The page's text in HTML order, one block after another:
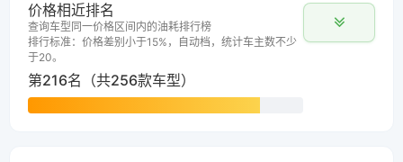
价格相近排名
查询车型同一价格区间内的油耗排行榜
排行标准：价格差别小于15%，自动档，统计车主数不少
于20。
第216名（共256款车型）